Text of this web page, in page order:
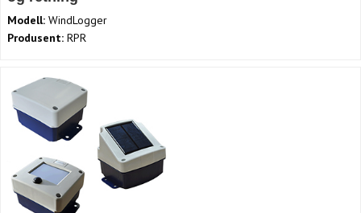
Modell: WindLogger
Produsent: RPR